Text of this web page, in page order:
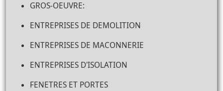
GROS-OEUVRE:
ENTREPRISES DE DEMOLITION
ENTREPRISES DE MACONNERIE
ENTREPRISES D'ISOLATION
FENETRES ET PORTES